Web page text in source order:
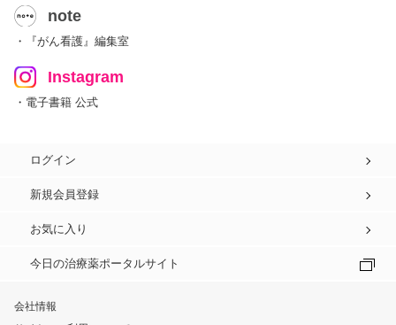
note
・『がん看護』編集室
Instagram
・電子書籍 公式
ログイン
新規会員登録
お気に入り
今日の治療薬ポータルサイト
会社情報